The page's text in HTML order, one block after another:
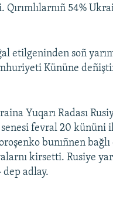
54%
etilgeninden soñ
Kününe
Yuqarı Radası
fevral 20 kününi
bunıñnen bağlı
kirsetti. Rusiye
adlay.